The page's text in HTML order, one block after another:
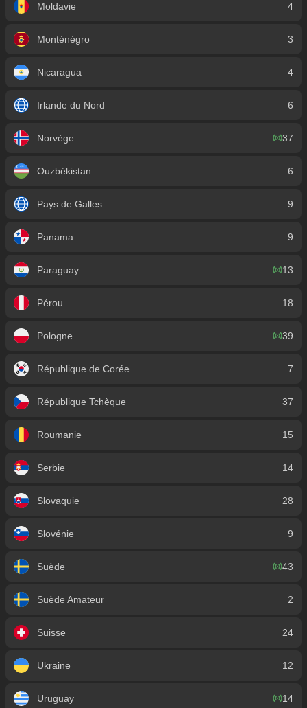
Moldavie 4
Monténégro 3
Nicaragua 4
Irlande du Nord 6
Norvège 37
Ouzbékistan 6
Pays de Galles 9
Panama 9
Paraguay 13
Pérou 18
Pologne 39
République de Corée 7
République Tchèque 37
Roumanie 15
Serbie 14
Slovaquie 28
Slovénie 9
Suède 43
Suède Amateur 2
Suisse 24
Ukraine 12
Uruguay 14